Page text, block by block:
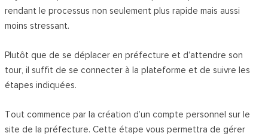
rendant le processus non seulement plus rapide mais aussi
moins stressant.
Plutôt que de se déplacer en préfecture et d’attendre son
tour, il suffit de se connecter à la plateforme et de suivre les
étapes indiquées.
Tout commence par la création d’un compte personnel sur le
site de la préfecture. Cette étape vous permettra de gérer